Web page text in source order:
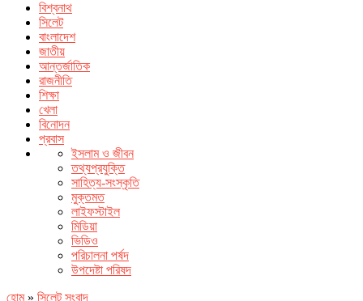
বিশ্বনাথ
সিলেট
বাংলাদেশ
জাতীয়
আন্তর্জাতিক
রাজনীতি
শিক্ষা
খেলা
বিনোদন
প্রবাস
ইসলাম ও জীবন
তথ্যপ্রযুক্তি
সাহিত্য-সংস্কৃতি
মুক্তমত
লাইফস্টাইল
মিডিয়া
ভিডিও
পরিচালনা পর্ষদ
উপদেষ্টা পরিষদ
হোম» সিলেট সংবাদ